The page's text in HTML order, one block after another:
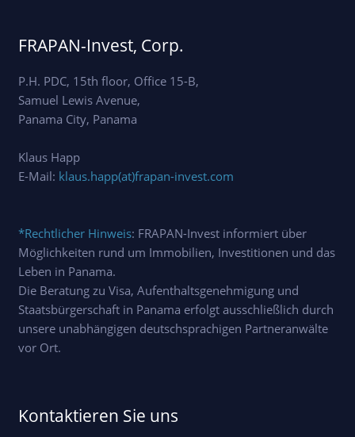
FRAPAN-Invest, Corp.
P.H. PDC, 15th floor, Office 15-B,
Samuel Lewis Avenue,
Panama City, Panama
Klaus Happ
E-Mail: klaus.happ(at)frapan-invest.com
*Rechtlicher Hinweis: FRAPAN-Invest informiert über
Möglichkeiten rund um Immobilien, Investitionen und das
Leben in Panama.
Die Beratung zu Visa, Aufenthaltsgenehmigung und
Staatsbürgerschaft in Panama erfolgt ausschließlich durch
unsere unabhängigen deutschsprachigen Partneranwälte
vor Ort.
Kontaktieren Sie uns